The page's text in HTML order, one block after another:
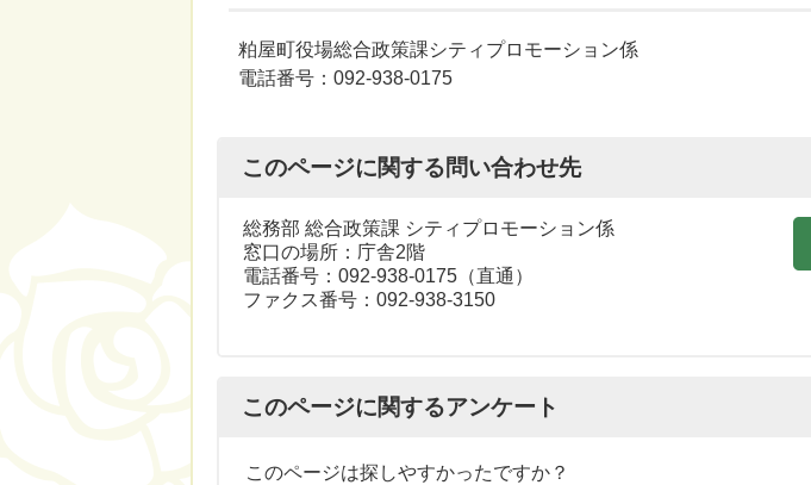
粕屋町役場総合政策課シティプロモーション係
電話番号：092-938-0175
このページに関する問い合わせ先
総務部 総合政策課 シティプロモーション係
窓口の場所：庁舎2階
電話番号：092-938-0175（直通）
ファクス番号：092-938-3150
このページに関するアンケート
このページは探しやすかったですか？